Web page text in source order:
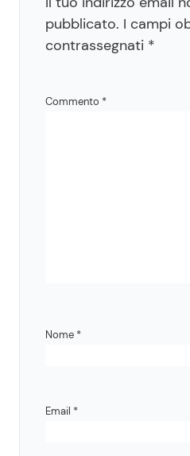
pubblicato. I campi
contrassegnati *
Commento *
Nome *
Email *